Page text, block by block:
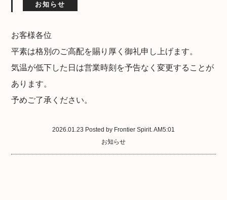
お知らせ
お客様各位
平素は格別のご高配を賜り厚く御礼申し上げます。
気温が低下した日は営業時刻を予告なく変更することが
あります。
予めご了承ください。
2026.01.23 Posted by Frontier Spirit. AM5:01
お知らせ